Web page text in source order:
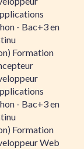
- Bac+3 en
Formation
- Bac+3 en
Formation
Web